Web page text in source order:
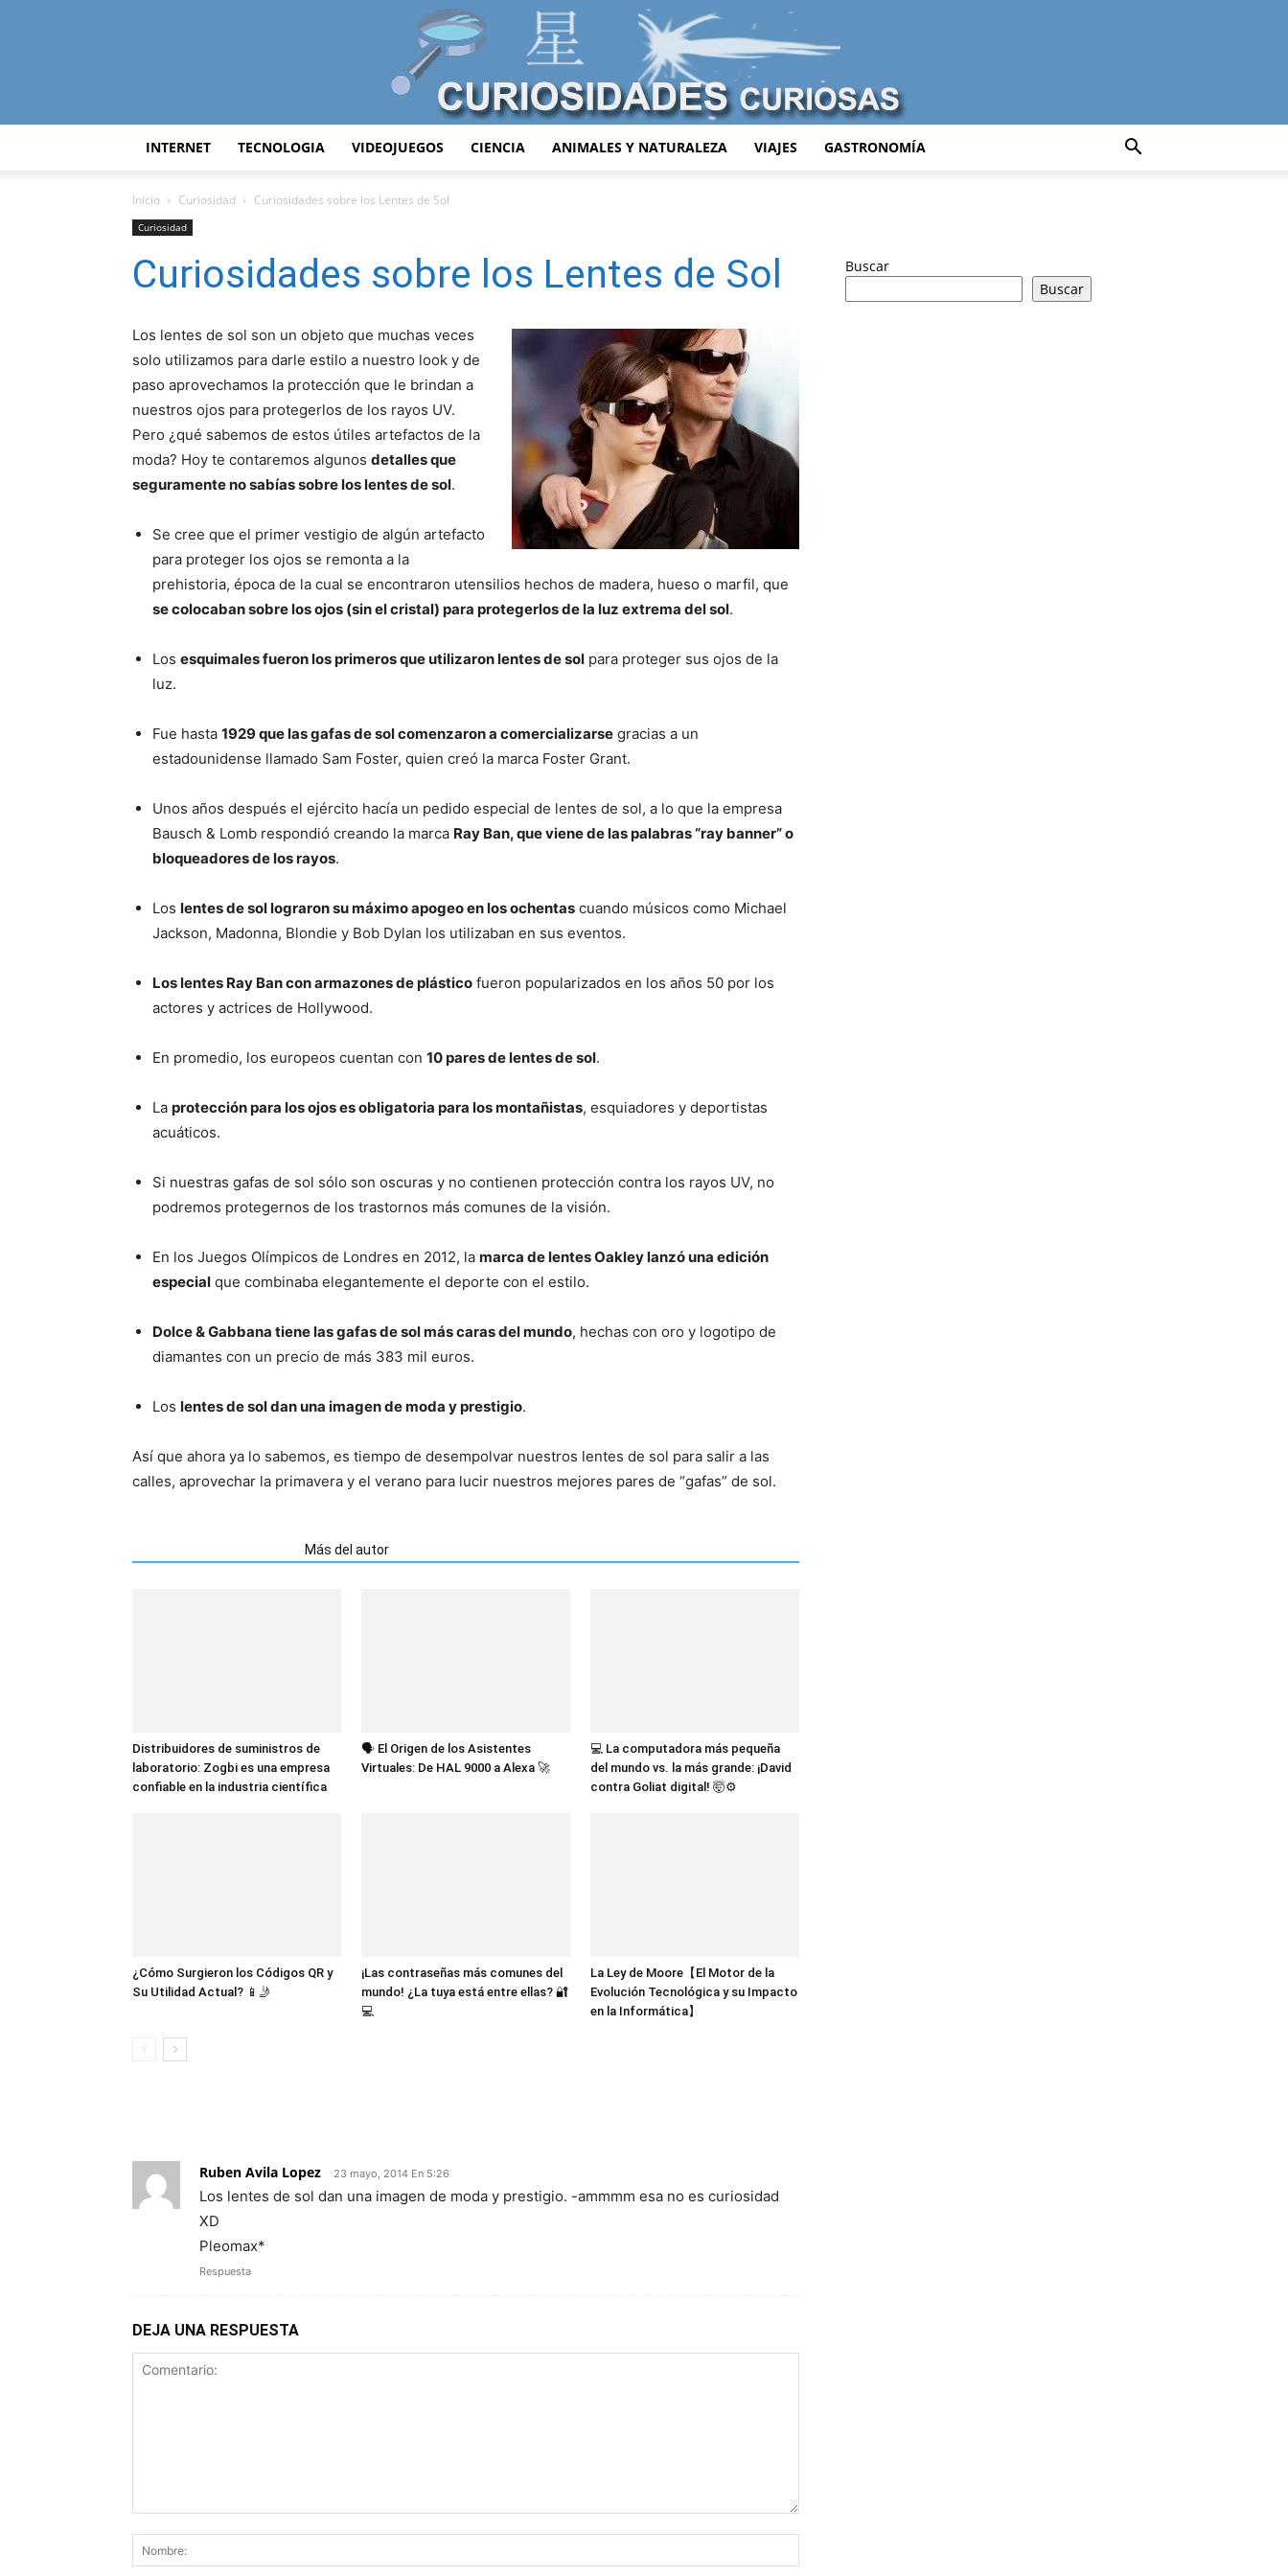
del
INTERNET TECNOLOGIA VIDEOJUEGOS CIENCIA ANIMALES Y NATURALEZA VIAJES GASTRONOMÍA
Inicio Curiosidad Curiosidades sobre los Lentes de Sol
Curiosidad
Curiosidades sobre los Lentes de Sol
Los lentes de sol son un objeto que muchas veces
solo utilizamos para darle estilo a nuestro look y de
paso aprovechamos la protección que le brindan a
nuestros ojos para protegerlos de los rayos UV.
Pero ¿qué sabemos de estos útiles artefactos de la
moda? Hoy te contaremos algunos detalles que
seguramente no sabías sobre los lentes de sol.
Se cree que el primer vestigio de algún artefacto
para proteger los ojos se remonta a la
prehistoria, época de la cual se encontraron utensilios hechos de madera, hueso o marfil, que
se colocaban sobre los ojos (sin el cristal) para protegerlos de la luz extrema del sol.
Los esquimales fueron los primeros que utilizaron lentes de sol para proteger sus ojos de la
luz.
Fue hasta 1929 que las gafas de sol comenzaron a comercializarse gracias a un
estadounidense llamado Sam Foster, quien creó la marca Foster Grant.
Unos años después el ejército hacía un pedido especial de lentes de sol, a lo que la empresa
Bausch & Lomb respondió creando la marca Ray Ban, que viene de las palabras “ray banner” o
bloqueadores de los rayos.
Los lentes de sol lograron su máximo apogeo en los ochentas cuando músicos como Michael
Jackson, Madonna, Blondie y Bob Dylan los utilizaban en sus eventos.
Los lentes Ray Ban con armazones de plástico fueron popularizados en los años 50 por los
actores y actrices de Hollywood.
En promedio, los europeos cuentan con 10 pares de lentes de sol.
La protección para los ojos es obligatoria para los montañistas, esquiadores y deportistas
acuáticos.
Si nuestras gafas de sol sólo son oscuras y no contienen protección contra los rayos UV, no
podremos protegernos de los trastornos más comunes de la visión.
En los Juegos Olímpicos de Londres en 2012, la marca de lentes Oakley lanzó una edición
especial que combinaba elegantemente el deporte con el estilo.
Dolce & Gabbana tiene las gafas de sol más caras del mundo, hechas con oro y logotipo de
diamantes con un precio de más 383 mil euros.
Los lentes de sol dan una imagen de moda y prestigio.
Así que ahora ya lo sabemos, es tiempo de desempolvar nuestros lentes de sol para salir a las
calles, aprovechar la primavera y el verano para lucir nuestros mejores pares de “gafas” de sol.
Más del autor
Distribuidores de suministros de
laboratorio: Zogbi es una empresa
confiable en la industria científica
🗣️ El Origen de los Asistentes
Virtuales: De HAL 9000 a Alexa 🚀
💻 La computadora más pequeña
del mundo vs. la más grande: ¡David
contra Goliat digital! 🤯⚙️
¿Cómo Surgieron los Códigos QR y
Su Utilidad Actual? 📱🤳
¡Las contraseñas más comunes del
mundo! ¿La tuya está entre ellas? 🔐
💻
La Ley de Moore【El Motor de la
Evolución Tecnológica y su Impacto
en la Informática】
Ruben Avila Lopez 23 mayo, 2014 En 5:26
Los lentes de sol dan una imagen de moda y prestigio. -ammmm esa no es curiosidad
XD
Pleomax*
Respuesta
DEJA UNA RESPUESTA
Buscar
Buscar